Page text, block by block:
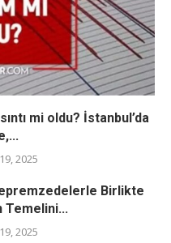
mi oldu? İstanbul’da
2025
Birlikte
Temelini...
2025